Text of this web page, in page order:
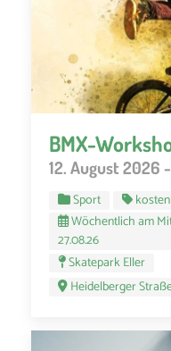
BMX-
12. August 2026
Sport
Wöchentlich am
27.08.26
Skatepark Eller
Heidelberger